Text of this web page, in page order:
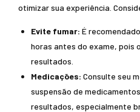
otimizar sua experiência.
Evite fumar: É
horas antes do exame, pois
resultados.
Medicações: Consulte seu
suspensão de
resultados, especialmente